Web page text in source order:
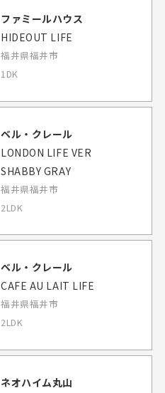
ファミールハウス
HIDEOUT LIFE
福井県福井市
1DK
ベル・クレール
LONDON LIFE VER
SHABBY GRAY
福井県福井市
2LDK
ベル・クレール
CAFE AU LAIT LIFE
福井県福井市
2LDK
ネオハイム丸山